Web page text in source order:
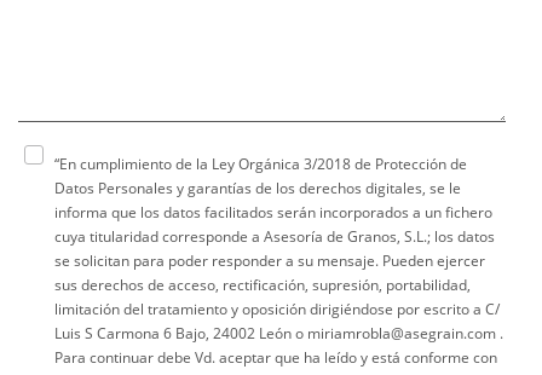
“En cumplimiento de la Ley Orgánica 3/2018 de Protección de
Datos Personales y garantías de los derechos digitales, se le
informa que los datos facilitados serán incorporados a un fichero
cuya titularidad corresponde a Asesoría de Granos, S.L.; los datos
se solicitan para poder responder a su mensaje. Pueden ejercer
sus derechos de acceso, rectificación, supresión, portabilidad,
limitación del tratamiento y oposición dirigiéndose por escrito a C/
Luis S Carmona 6 Bajo, 24002 León o miriamrobla@asegrain.com .
Para continuar debe Vd. aceptar que ha leído y está conforme con